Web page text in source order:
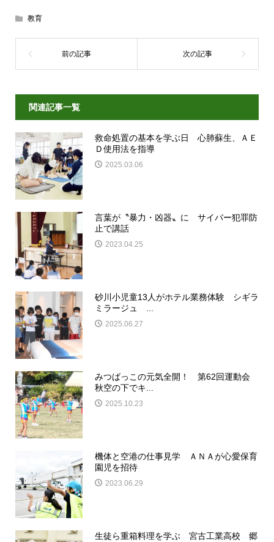
教育
関連記事一覧
救命処置の基本を学ぶ日 心肺蘇生、ＡＥ
Ｄ使用法を指導
2025.03.06
言葉が〝暴力・凶器〟に サイバー犯罪防
止で講話
2023.04.25
砂川小児童13人がホテル業務体験 シギラ
ミラージュ ...
2025.06.27
みつばっこの元気全開！ 第62回運動会
秋空の下でキ...
2025.10.23
機体と空港の仕事見学 ＡＮＡが心愛保育
園児を招待
2023.06.29
生徒ら重箱料理を学ぶ 宮古工業高校 郷